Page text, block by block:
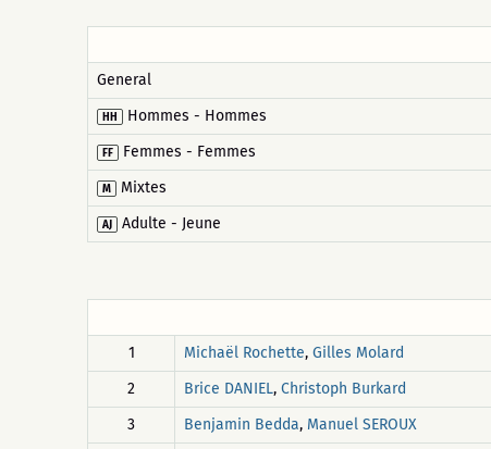
General
HH Hommes - Hommes
FF Femmes - Femmes
M Mixtes
AJ Adulte - Jeune
1
Michaël Rochette, Gilles Molard
2
Brice DANIEL, Christoph Burkard
3
Benjamin Bedda, Manuel SEROUX